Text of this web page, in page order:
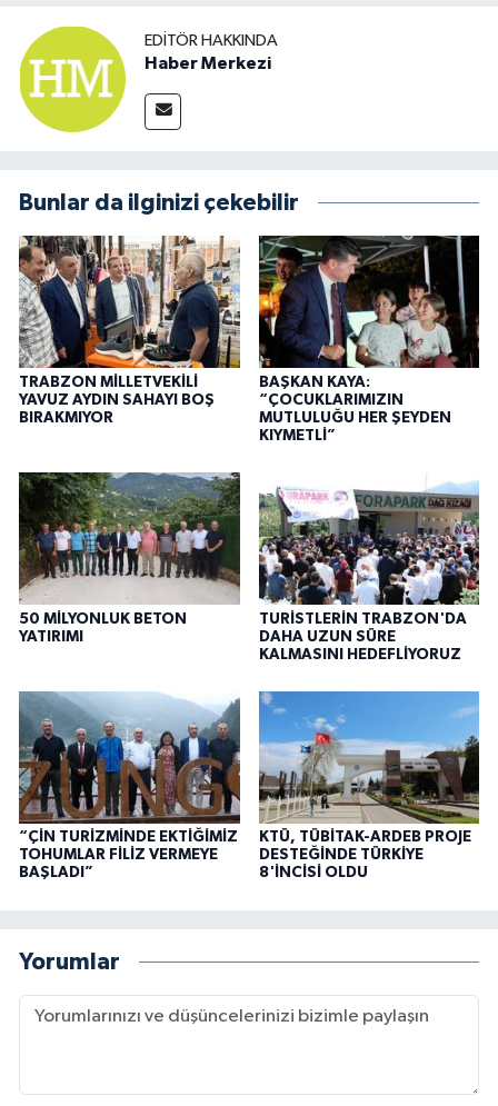
EDITÖR HAKKINDA
Haber Merkezi
Bunlar da ilginizi çekebilir
TRABZON MİLLETVEKİLİ
YAVUZ AYDIN SAHAYI BOŞ
BIRAKMIYOR
BAŞKAN KAYA:
“ÇOCUKLARIMIZIN
MUTLULUĞU HER ŞEYDEN
KIYMETLİ”
50 MİLYONLUK BETON
YATIRIMI
TURİSTLERİN TRABZON'DA
DAHA UZUN SÜRE
KALMASINI HEDEFLİYORUZ
“ÇİN TURİZMİNDE EKTİĞİMİZ
TOHUMLAR FİLİZ VERMEYE
BAŞLADI”
KTÜ, TÜBİTAK-ARDEB PROJE
DESTEĞİNDE TÜRKİYE
8'İNCİSİ OLDU
Yorumlar